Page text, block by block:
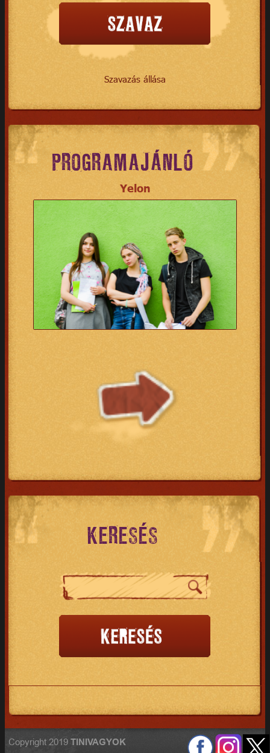
Szavazás állása
PROGRAMAJÁNLÓ
Yelon
KERESÉS
Copyright 2019 TINIVAGYOK